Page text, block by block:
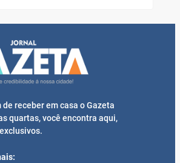
de receber em casa o Gazeta
quartas, você encontra aqui,